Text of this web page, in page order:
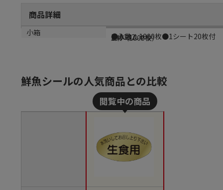
商品詳細
商品説明
●入数：1000枚●1シート20枚付
メーカー品番
M-0132
材質
金ホイルケシ
小箱
1束（1000枚）
鮮魚シールの人気商品との比較